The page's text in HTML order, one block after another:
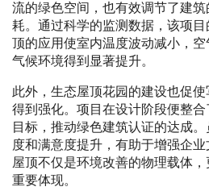
流的绿色空间，也有效调节了建
耗。通过科学的监测数据，该项
顶的应用使室内温度波动减小，
气候环境得到显著提升。
此外，生态屋顶花园的建设也促
得到强化。项目在设计阶段便整
目标，推动绿色建筑认证的达成
度和满意度提升，有助于增强企
屋顶不仅是环境改善的物理载体
重要体现。